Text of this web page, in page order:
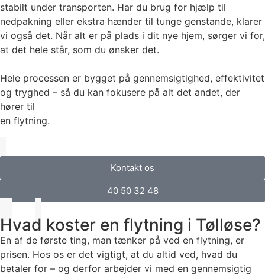
stabilt under transporten. Har du brug for hjælp til
nedpakning eller ekstra hænder til tunge genstande, klarer
vi også det. Når alt er på plads i dit nye hjem, sørger vi for,
at det hele står, som du ønsker det.
Hele processen er bygget på gennemsigtighed, effektivitet
og tryghed – så du kan fokusere på alt det andet, der
hører til
en flytning.
Kontakt os
40 50 32 48
Hvad koster en flytning i Tølløse?
En af de første ting, man tænker på ved en flytning, er
prisen. Hos os er det vigtigt, at du altid ved, hvad du
betaler for – og derfor arbejder vi med en gennemsigtig